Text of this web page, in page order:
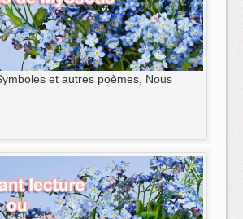
et autres poèmes, Nous